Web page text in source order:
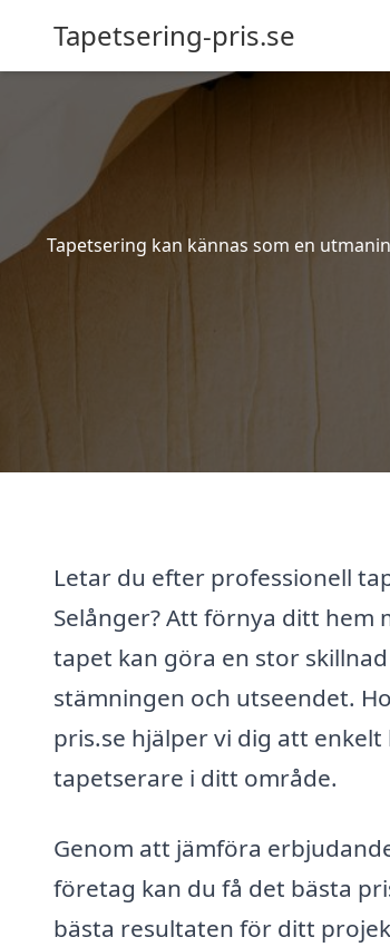
Tapetsering-pris.se
Tapetsering kan kännas som en
Letar du efter professionell
Selånger? Att förnya ditt hem
tapet kan göra en stor
stämningen och utseendet.
pris.se hjälper vi dig att enkelt
tapetserare i ditt område.
Genom att jämföra
företag kan du få det bästa
bästa resultaten för ditt